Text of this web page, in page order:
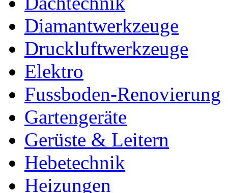
Diamantwerkzeuge
Druckluftwerkzeuge
Elektro
Fussboden-Renovierung
Gartengeräte
Gerüste & Leitern
Hebetechnik
Heizungen